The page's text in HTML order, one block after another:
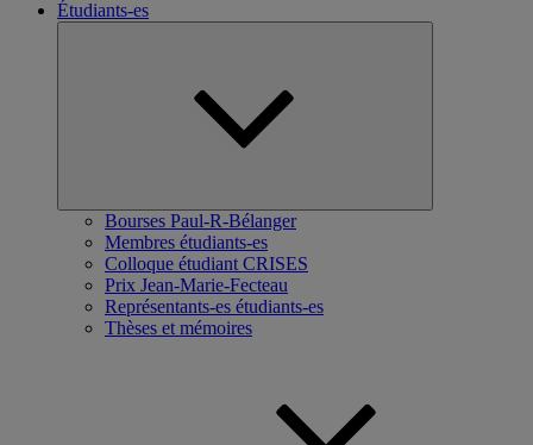
Étudiants-es
Bourses Paul-R-Bélanger
Membres étudiants-es
Colloque étudiant CRISES
Prix Jean-Marie-Fecteau
Représentants-es étudiants-es
Thèses et mémoires